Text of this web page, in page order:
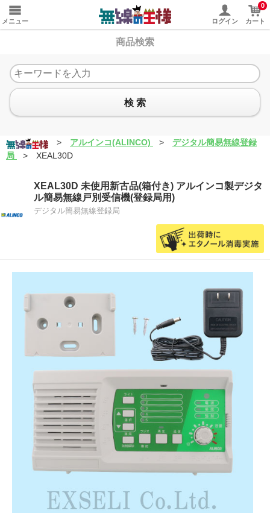
メニュー ログイン
0
カート
商品検索
検 索
> アルインコ(ALINCO) >
デジタル簡易無線登録
局
> XEAL30D
XEAL30D 未使用新古品(箱付き) アルインコ製デジタ
ル簡易無線戸別受信機(登録局用)
デジタル簡易無線登録局